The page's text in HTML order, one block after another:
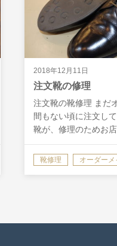
2018年12月11日
注文靴の修理
注文靴の靴修理 まだ
間もない頃に注文し
靴が、修理のためお
してくださり、ローテ
て履いてくださってい
靴修理 オーダー